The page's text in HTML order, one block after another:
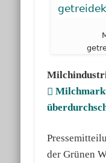
der Grünen